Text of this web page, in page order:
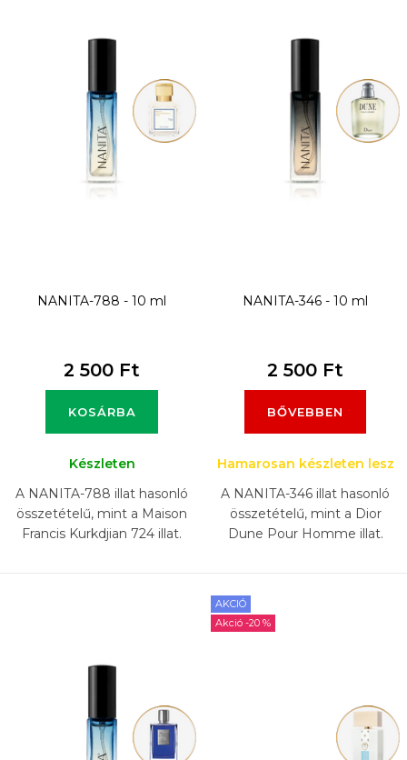
NANITA-788 - 10 ml
2 500 Ft
KOSÁRBA
Készleten
A NANITA-788 illat hasonló
összetételű, mint a Maison
Francis Kurkdjian 724 illat.
NANITA-346 - 10 ml
2 500 Ft
BŐVEBBEN
Hamarosan készleten lesz
A NANITA-346 illat hasonló
összetételű, mint a Dior
Dune Pour Homme illat.
AKCIÓ
-20 %